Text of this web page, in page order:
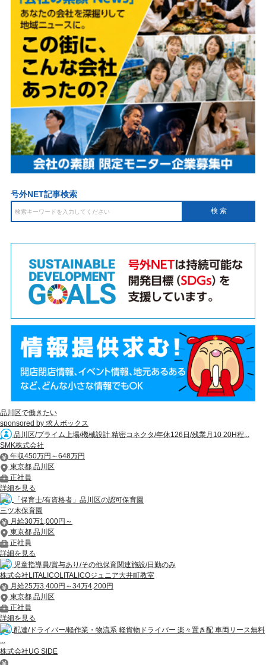
号外NET記事検索
品川区で働きたい
sponsored by 求人ボックス
品川区/プライム上場/機械設計 精密コネクタ/年休126日/残業月10 20H程...
SMK株式会社
年収450万円～648万円
東京都 品川区
正社員
詳細を見る
「保育士/有資格者」品川区の認可保育園
三ツ木保育園
月給30万1,000円～
東京都 品川区
正社員
詳細を見る
児童指導員/賞与あり/その他保育関連施設/日勤のみ
株式会社LITALICOLITALICOジュニア大井町教室
月給25万3,400円～34万4,200円
東京都 品川区
正社員
詳細を見る
配達/ドライバー/軽作業・物流系 軽貨物ドライバー 楽々置き配 車両リース無料
株式会社UG SIDE